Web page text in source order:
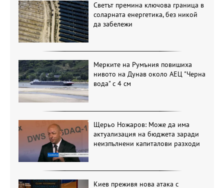
Светът премина ключова граница в
соларната енергетика, без никой
да забележи
Мерките на Румъния повишиха
нивото на Дунав около АЕЦ "Черна
вода" с 4 см
Щерьо Ножаров: Може да има
актуализация на бюджета заради
неизпълнени капиталови разходи
Киев преживя нова атака с